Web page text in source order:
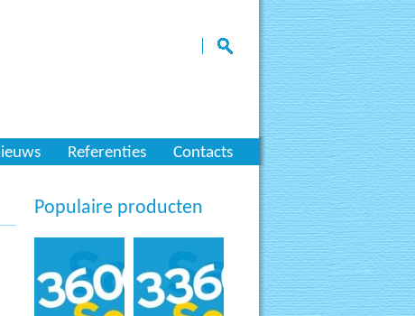
Referenties Contacts
Populaire producten